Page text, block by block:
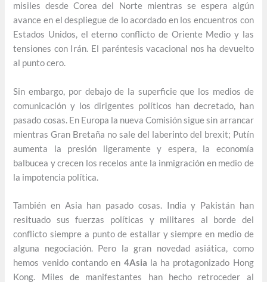
misiles desde Corea del Norte mientras se espera algún
avance en el despliegue de lo acordado en los encuentros con
Estados Unidos, el eterno conflicto de Oriente Medio y las
tensiones con Irán. El paréntesis vacacional nos ha devuelto
al punto cero.
Sin embargo, por debajo de la superficie que los medios de
comunicación y los dirigentes políticos han decretado, han
pasado cosas. En Europa la nueva Comisión sigue sin arrancar
mientras Gran Bretaña no sale del laberinto del brexit; Putín
aumenta la presión ligeramente y espera, la economía
balbucea y crecen los recelos ante la inmigración en medio de
la impotencia política.
También en Asia han pasado cosas. India y Pakistán han
resituado sus fuerzas políticas y militares al borde del
conflicto siempre a punto de estallar y siempre en medio de
alguna negociación. Pero la gran novedad asiática, como
hemos venido contando en 4Asia la ha protagonizado Hong
Kong. Miles de manifestantes han hecho retroceder al